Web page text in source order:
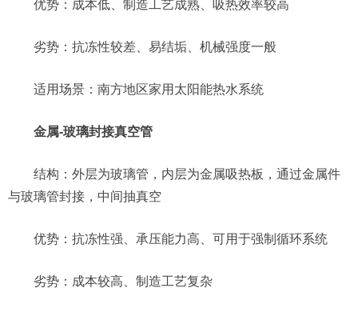
优势：成本低、制造工艺成熟、吸热效率较高
劣势：抗冻性较差、易结垢、机械强度一般
适用场景：南方地区家用太阳能热水系统
金属-玻璃封接真空管
结构：外层为玻璃管，内层为金属吸热板，通过金属件
与玻璃管封接，中间抽真空
优势：抗冻性强、承压能力高、可用于强制循环系统
劣势：成本较高、制造工艺复杂